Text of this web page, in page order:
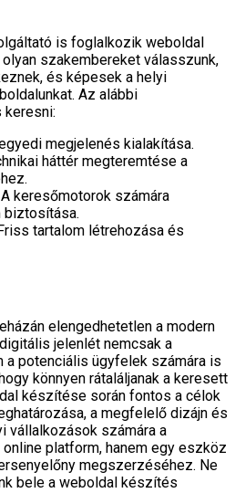
is foglalkozik weboldal
szakembereket válasszunk,
és képesek a helyi
Az alábbi
megjelenés kialakítása.
háttér megteremtése a
A keresőmotorok számára
biztosítása.
tartalom létrehozása és
elengedhetetlen a modern
jelenlét nemcsak a
a potenciális ügyfelek számára is
könnyen rátaláljanak a keresett
készítése során fontos a célok
a megfelelő dizájn és
vállalkozások számára a
platform, hanem egy eszköz
megszerzéséhez. Ne
bele a weboldal készítés